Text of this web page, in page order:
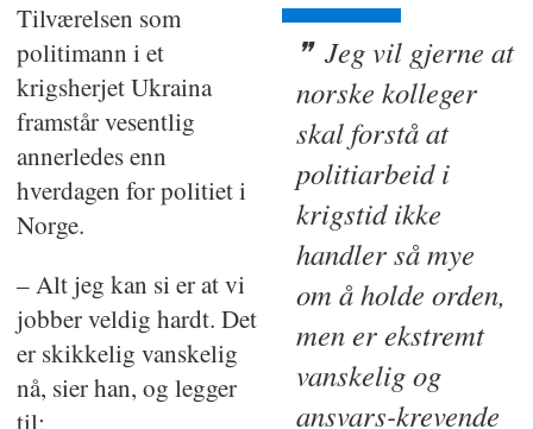
Jeg vil gjerne at
norske kolleger
skal forstå at
politiarbeid i
krigstid ikke
handler så mye
om å holde orden,
men er ekstremt
vanskelig og
ansvars-krevende
Tilværelsen som
politimann i et
krigsherjet Ukraina
framstår vesentlig
annerledes enn
hverdagen for politiet i
Norge.
– Alt jeg kan si er at vi
jobber veldig hardt. Det
er skikkelig vanskelig
nå, sier han, og legger
til: